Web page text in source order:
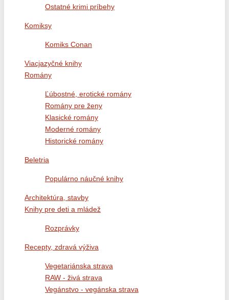
Ostatné krimi príbehy
Komiksy
Komiks Conan
Viacjazyčné knihy
Romány
Ľúbostné, erotické romány
Romány pre ženy
Klasické romány
Moderné romány
Historické romány
Beletria
Populárno náučné knihy
Architektúra, stavby
Knihy pre deti a mládež
Rozprávky
Recepty, zdravá výživa
Vegetariánska strava
RAW - živá strava
Vegánstvo - vegánska strava